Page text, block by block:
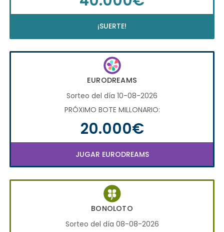
¡SUERTE!
EURODREAMS
Sorteo del día 10-08-2026
PRÓXIMO BOTE MILLONARIO:
20.000€
JUGAR EURODREAMS
BONOLOTO
Sorteo del día 08-08-2026